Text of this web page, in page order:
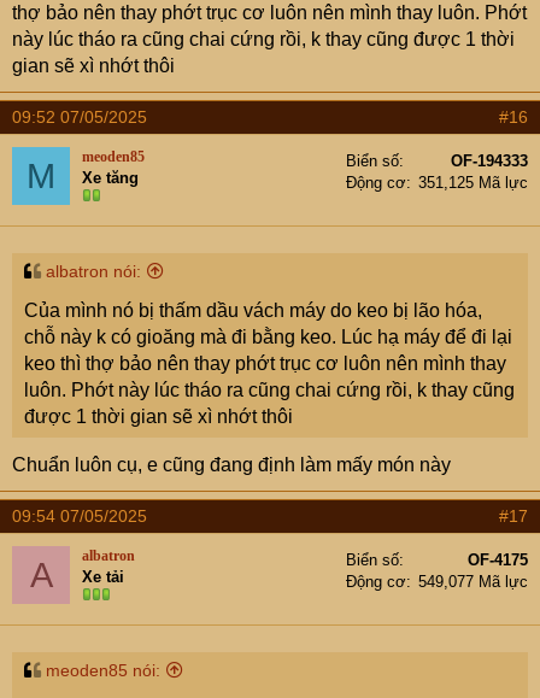
thợ bảo nên thay phớt trục cơ luôn nên mình thay luôn. Phớt
này lúc tháo ra cũng chai cứng rồi, k thay cũng được 1 thời
gian sẽ xì nhớt thôi
09:52 07/05/2025 #16
M meoden85
Xe tăng
Biển số
OF-194333
Động cơ
351,125 Mã lực
albatron nói:
Của mình nó bị thấm dầu vách máy do keo bị lão hóa,
chỗ này k có gioăng mà đi bằng keo. Lúc hạ máy để đi lại
keo thì thợ bảo nên thay phớt trục cơ luôn nên mình thay
luôn. Phớt này lúc tháo ra cũng chai cứng rồi, k thay cũng
được 1 thời gian sẽ xì nhớt thôi
Chuẩn luôn cụ, e cũng đang định làm mấy món này
09:54 07/05/2025 #17
A albatron
Xe tải
Biển số
OF-4175
Động cơ
549,077 Mã lực
meoden85 nói: